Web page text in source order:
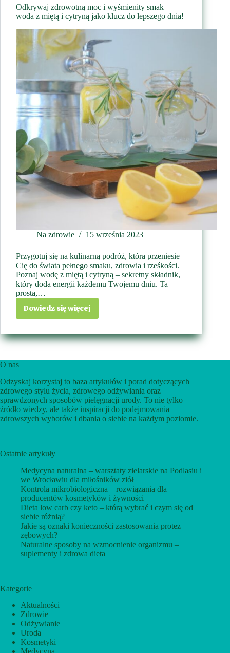
w
twojej
kuchni
Odkrywaj zdrowotną moc i wyśmienity smak –
woda z miętą i cytryną jako klucz do lepszego dnia!
Na zdrowie 15 września 2023
Przygotuj się na kulinarną podróż, która przeniesie
Cię do świata pełnego smaku, zdrowia i rześkości.
Poznaj wodę z miętą i cytryną – sekretny składnik,
który doda energii każdemu Twojemu dniu. Ta
prosta,…
Dowiedz się więcej
Odkrywaj
moc
i
woda
z
miętą
i
lepszego
dnia!
O nas
Odzyskaj korzystaj to baza artykułów i porad dotyczących
zdrowego stylu życia, zdrowego odżywiania oraz
sprawdzonych sposobów pielęgnacji urody. To nie tylko
źródło wiedzy, ale także inspiracji do podejmowania
zdrowszych wyborów i dbania o siebie na każdym poziomie.
Ostatnie artykuły
Medycyna naturalna – warsztaty zielarskie na Podlasiu i
we Wrocławiu dla miłośników ziół
Kontrola mikrobiologiczna – rozwiązania dla
producentów kosmetyków i żywności
Dieta low carb czy keto – którą wybrać i czym się od
siebie różnią?
Jakie są oznaki konieczności zastosowania protez
zębowych?
Naturalne sposoby na wzmocnienie organizmu –
suplementy i zdrowa dieta
Kategorie
Aktualności
Zdrowie
Odżywianie
Uroda
Kosmetyki